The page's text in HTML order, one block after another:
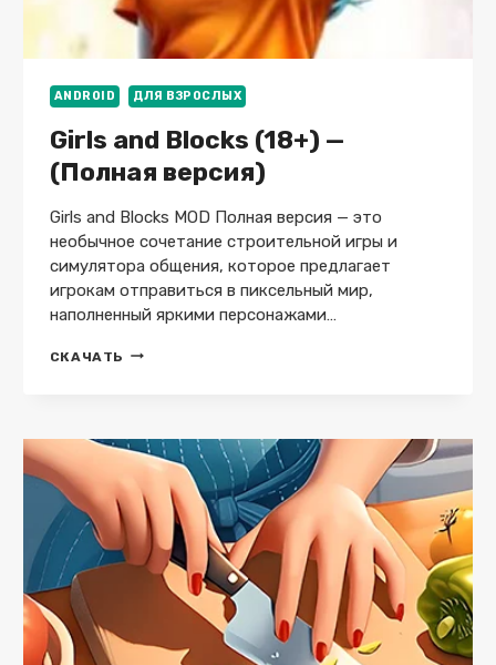
ANDROID ДЛЯ ВЗРОСЛЫХ
Girls and Blocks (18+) —
(Полная версия)
Girls and Blocks MOD Полная версия — это
необычное сочетание строительной игры и
симулятора общения, которое предлагает
игрокам отправиться в пиксельный мир,
наполненный яркими персонажами…
СКАЧАТЬ GIRLS
(ПОЛНАЯ
ВЕРСИЯ)